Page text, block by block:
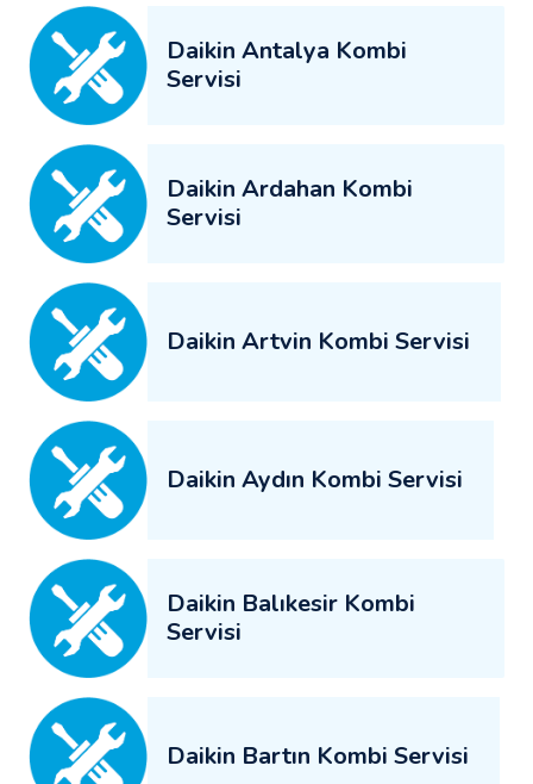
Daikin Antalya Kombi
Servisi
Daikin Ardahan Kombi
Servisi
Daikin Artvin Kombi Servisi
Daikin Aydın Kombi Servisi
Daikin Balıkesir Kombi
Servisi
Daikin Bartın Kombi Servisi